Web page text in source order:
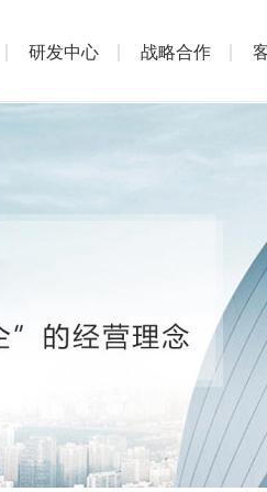
研发中心 战略合作